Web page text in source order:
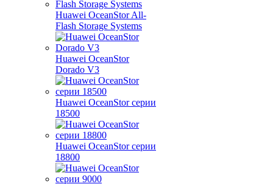
Huawei OceanStor All-
Flash Storage Systems
Huawei OceanStor
Dorado V3
Huawei OceanStor серии
18500
Huawei OceanStor серии
18800